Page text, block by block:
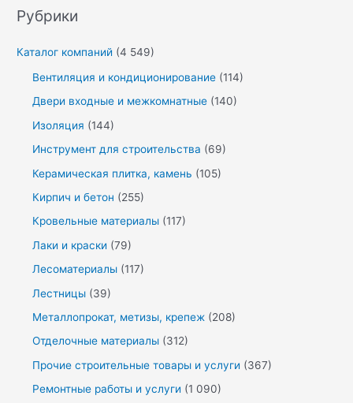
Рубрики
Каталог компаний (4 549)
Вентиляция и кондиционирование (114)
Двери входные и межкомнатные (140)
Изоляция (144)
Инструмент для строительства (69)
Керамическая плитка, камень (105)
Кирпич и бетон (255)
Кровельные материалы (117)
Лаки и краски (79)
Лесоматериалы (117)
Лестницы (39)
Металлопрокат, метизы, крепеж (208)
Отделочные материалы (312)
Прочие строительные товары и услуги (367)
Ремонтные работы и услуги (1 090)